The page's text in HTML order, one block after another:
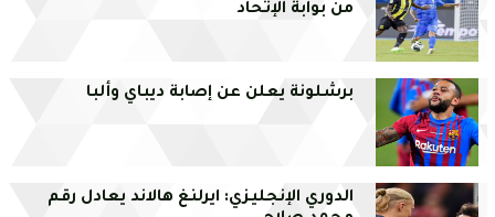
من بوابة الإتحاد
برشلونة يعلن عن إصابة ديباي وألبا
الدوري الإنجليزي: ايرلنغ هالاند يعادل رقم